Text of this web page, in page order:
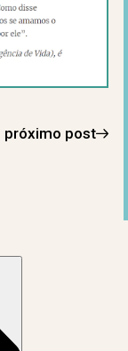
próximo post